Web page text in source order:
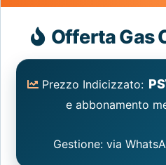
Gas
Offerta Gas
Prezzo Indicizzato:
e abbonamento
Gestione: via